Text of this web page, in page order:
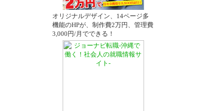
オリジナルデザイン、14ページ多
機能のHPが、制作費2万円、管理費
3,000円/月でできる！